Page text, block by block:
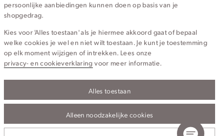
Wij zijn Cotton Club
Topcategorieën voor jou
Privacy- en cookieverklaringAlgemene Voorwaarden
persoonlijke aanbiedingen kunnen doen op basis van je
shopgedrag.
Kies voor 'Alles toestaan' als je hiermee akkoord gaat of bepaal
welke cookies je wel en niet wilt toestaan. Je kunt je toestemming
op elk moment wijzigen of intrekken. Lees onze
privacy- en cookieverklaring voor meer informatie.
Alles toestaan
Alleen noodzakelijke cookies